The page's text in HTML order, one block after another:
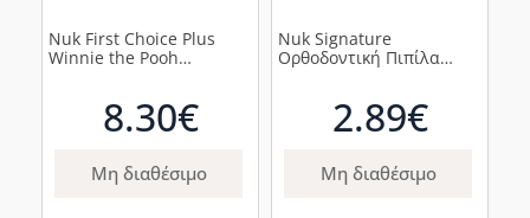
Nuk First Choice Plus
Winnie the Pooh
18m, Γκρι Γκαρής, 150ml
8.30€
Μη διαθέσιμο
Nuk Signature
Ορθοδοντική Πιπίλα
2.89€
Μη διαθέσιμο